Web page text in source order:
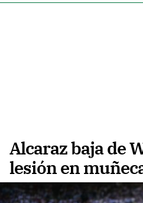
Alcaraz baja de
lesión en